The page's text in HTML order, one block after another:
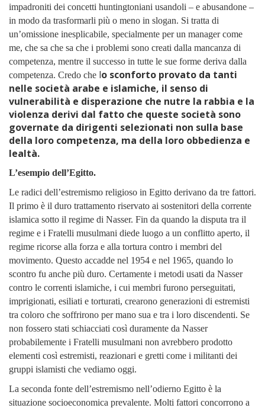
impadroniti dei concetti huntingtoniani usandoli – e abusandone –
in modo da trasformarli più o meno in slogan. Si tratta di
un’omissione inesplicabile, specialmente per un manager come
me, che sa che sa che i problemi sono creati dalla mancanza di
competenza, mentre il successo in tutte le sue forme deriva dalla
competenza. Credo che lo sconforto provato da tanti
nelle società arabe e islamiche, il senso di
vulnerabilità e disperazione che nutre la rabbia e la
violenza derivi dal fatto che queste società sono
governate da dirigenti selezionati non sulla base
della loro competenza, ma della loro obbedienza e
lealtà.
L’esempio dell’Egitto.
Le radici dell’estremismo religioso in Egitto derivano da tre fattori.
Il primo è il duro trattamento riservato ai sostenitori della corrente
islamica sotto il regime di Nasser. Fin da quando la disputa tra il
regime e i Fratelli musulmani diede luogo a un conflitto aperto, il
regime ricorse alla forza e alla tortura contro i membri del
movimento. Questo accadde nel 1954 e nel 1965, quando lo
scontro fu anche più duro. Certamente i metodi usati da Nasser
contro le correnti islamiche, i cui membri furono perseguitati,
imprigionati, esiliati e torturati, crearono generazioni di estremisti
tra coloro che soffrirono per mano sua e tra i loro discendenti. Se
non fossero stati schiacciati così duramente da Nasser
probabilemente i Fratelli musulmani non avrebbero prodotto
elementi così estremisti, reazionari e gretti come i militanti dei
gruppi islamisti che vediamo oggi.
La seconda fonte dell’estremismo nell’odierno Egitto è la
situazione socioeconomica prevalente. Molti fattori concorrono a